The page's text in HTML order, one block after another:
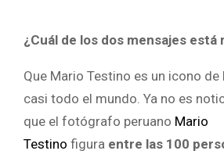
¿Cuál de los dos mensajes está
Que Mario Testino es un icono
casi todo el mundo. Ya no es
que el fotógrafo peruano Mario
Testino figura entre las 100